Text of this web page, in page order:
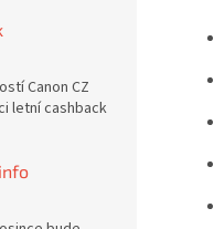
Canon CZ
letní cashback